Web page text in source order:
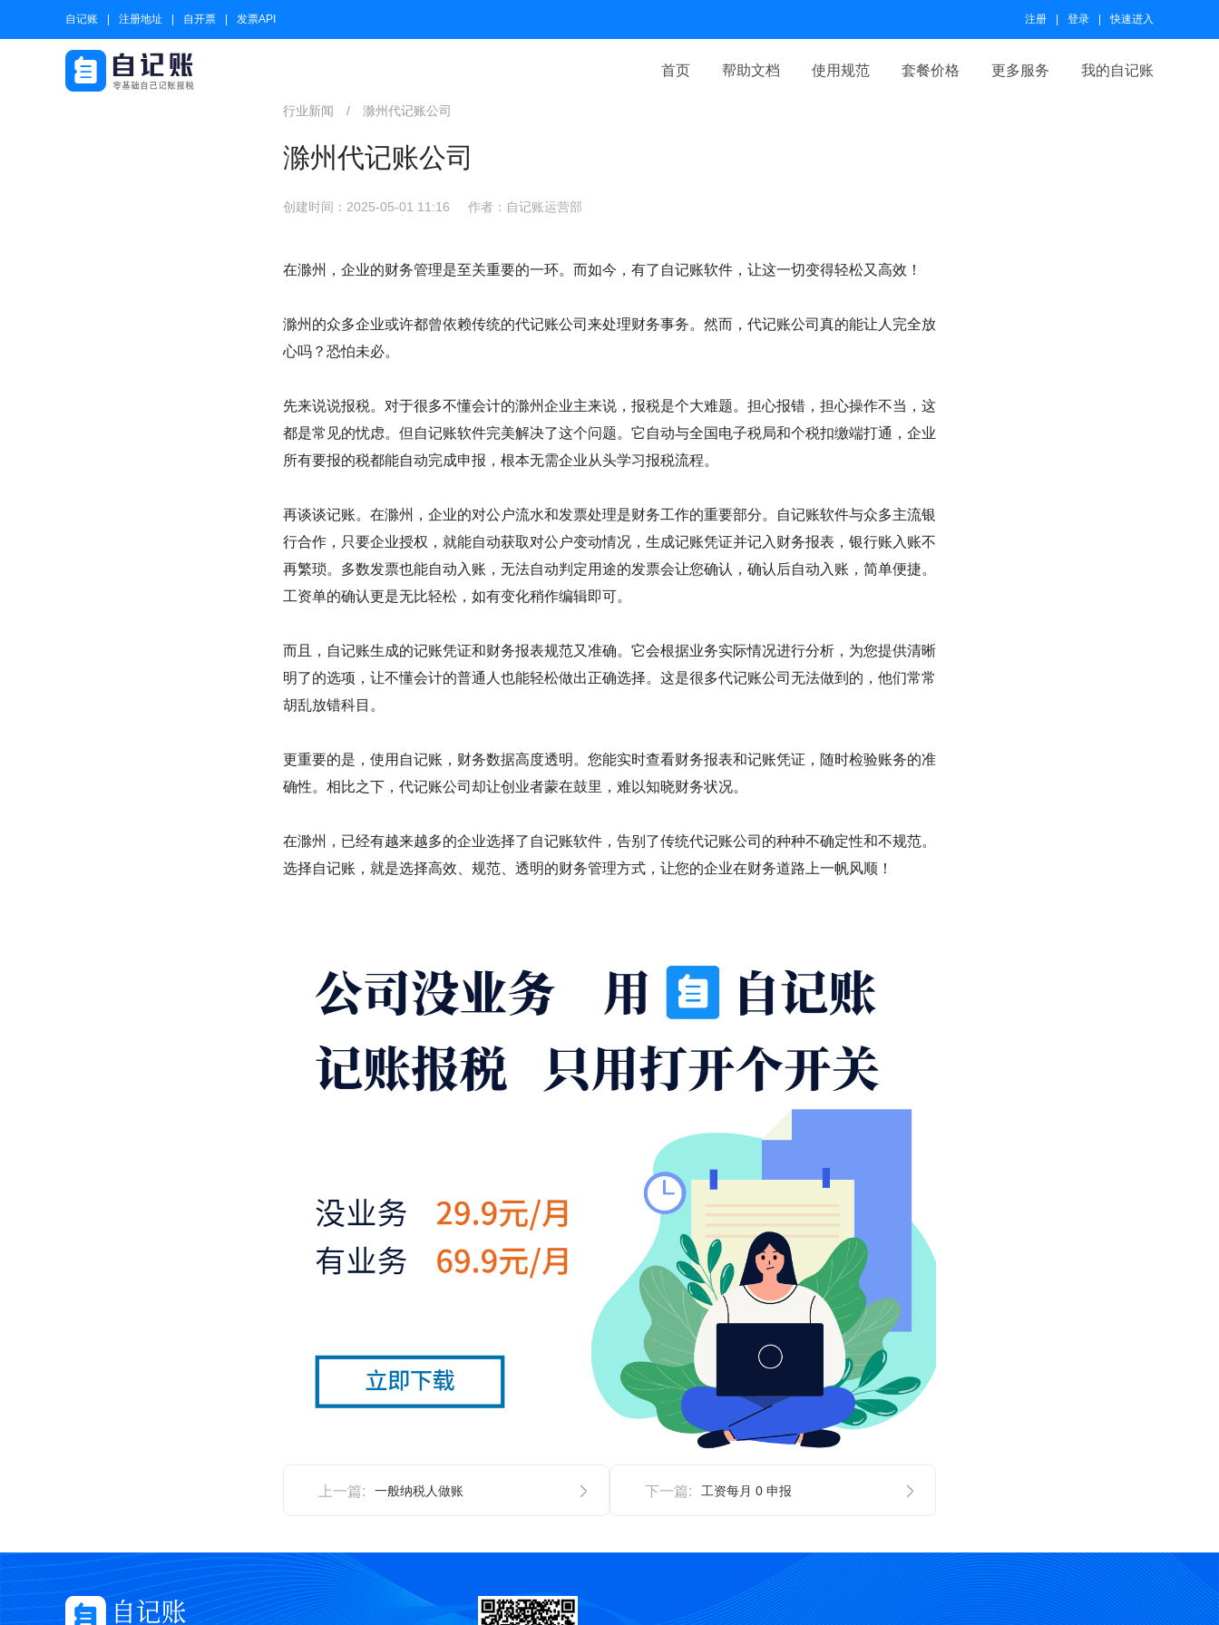
自记账 注册地址 自开票 发票API 注册 登录 快速进入
首页 帮助文档 使用规范 套餐价格 更多服务 我的自记账
行业新闻 / 滁州代记账公司
滁州代记账公司
创建时间：2025-05-01 11:16 作者：自记账运营部
在滁州，企业的财务管理是至关重要的一环。而如今，有了自记账软件，让这一切变得轻松又高效！
滁州的众多企业或许都曾依赖传统的代记账公司来处理财务事务。然而，代记账公司真的能让人完全放
心吗？恐怕未必。
先来说说报税。对于很多不懂会计的滁州企业主来说，报税是个大难题。担心报错，担心操作不当，这
都是常见的忧虑。但自记账软件完美解决了这个问题。它自动与全国电子税局和个税扣缴端打通，企业
所有要报的税都能自动完成申报，根本无需企业从头学习报税流程。
再谈谈记账。在滁州，企业的对公户流水和发票处理是财务工作的重要部分。自记账软件与众多主流银
行合作，只要企业授权，就能自动获取对公户变动情况，生成记账凭证并记入财务报表，银行账入账不
再繁琐。多数发票也能自动入账，无法自动判定用途的发票会让您确认，确认后自动入账，简单便捷。
工资单的确认更是无比轻松，如有变化稍作编辑即可。
而且，自记账生成的记账凭证和财务报表规范又准确。它会根据业务实际情况进行分析，为您提供清晰
明了的选项，让不懂会计的普通人也能轻松做出正确选择。这是很多代记账公司无法做到的，他们常常
胡乱放错科目。
更重要的是，使用自记账，财务数据高度透明。您能实时查看财务报表和记账凭证，随时检验账务的准
确性。相比之下，代记账公司却让创业者蒙在鼓里，难以知晓财务状况。
在滁州，已经有越来越多的企业选择了自记账软件，告别了传统代记账公司的种种不确定性和不规范。
选择自记账，就是选择高效、规范、透明的财务管理方式，让您的企业在财务道路上一帆风顺！
上一篇: 一般纳税人做账 下一篇: 工资每月 0 申报